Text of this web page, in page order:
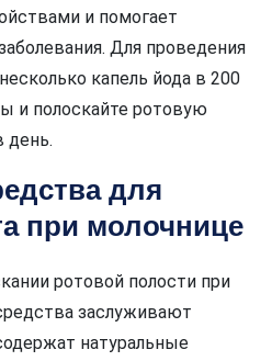
и помогает
Для проведения
капель йода в 200
и полоскайте ротовую
день.
для
при молочнице
ротовой полости при
заслуживают
натуральные